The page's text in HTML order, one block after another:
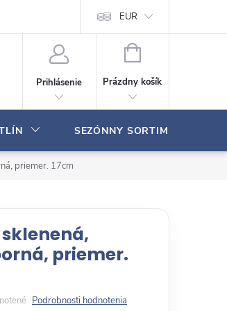
EUR
Prihlásenie
N
K
N
Prázdny košík
SEZÓNNY SORTIMENT
priemer. 17cm
priemer.
Podrobnosti hodnotenia